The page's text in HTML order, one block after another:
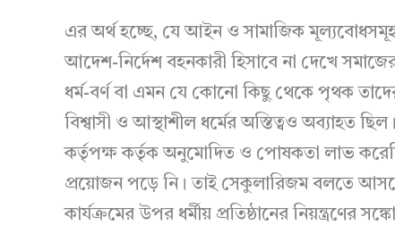
এর অর্থ হচ্ছে, যে আইন ও সামাজিক
আদেশ-নির্দেশ বহনকারী হিসাবে না দেখে
ধর্ম-বর্ণ বা এমন যে কোনো কিছু থেকে পৃথক
বিশ্বাসী ও আস্থাশীল ধর্মের অস্তিত্বও
কর্তৃপক্ষ কর্তৃক অনুমোদিত ও পোষকতা লাভ
প্রয়োজন পড়ে নি। তাই সেকুলারিজম বলতে
কার্যক্রমের উপর ধর্মীয় প্রতিষ্ঠানের নিয়ন্ত্রণের